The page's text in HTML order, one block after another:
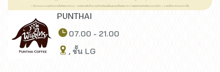
PUNTHAI
07.00 - 21.00
, ชั้น LG